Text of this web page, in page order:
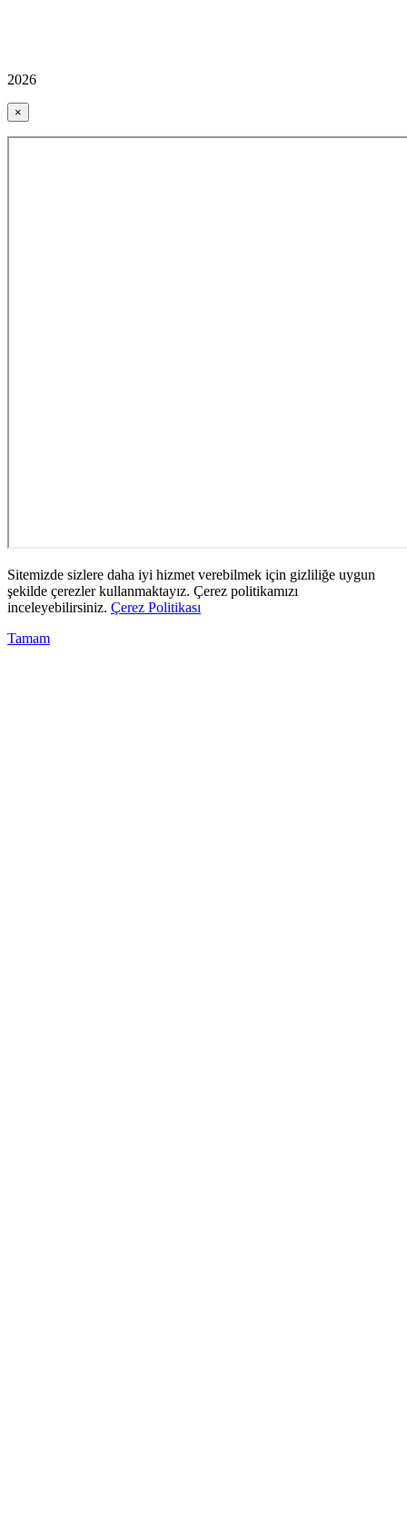
2026
×
Sitemizde sizlere daha iyi hizmet verebilmek için gizliliğe uygun
şekilde çerezler kullanmaktayız. Çerez politikamızı
inceleyebilirsiniz. Çerez Politikası
Tamam